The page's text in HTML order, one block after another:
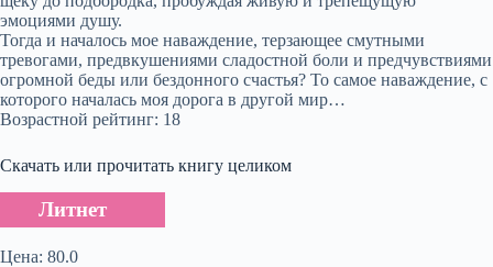
эмоциями душу.
Тогда и началось мое наваждение, терзающее смутными
тревогами, предвкушениями сладостной боли и предчувствиями
огромной беды или бездонного счастья? То самое наваждение, с
которого началась моя дорога в другой мир…
Возрастной рейтинг: 18
Скачать или прочитать книгу целиком
Литнет
Цена: 80.0